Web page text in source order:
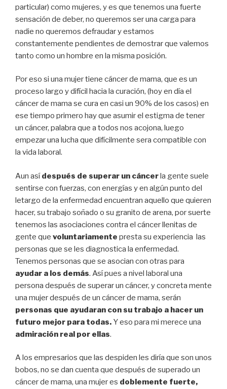
particular) como mujeres, y es que tenemos una fuerte
sensación de deber, no queremos ser una carga para
nadie no queremos defraudar y estamos
constantemente pendientes de demostrar que valemos
tanto como un hombre en la misma posición.
Por eso si una mujer tiene cáncer de mama, que es un
proceso largo y difícil hacia la curación, (hoy en día el
cáncer de mama se cura en casi un 90% de los casos) en
ese tiempo primero hay que asumir el estigma de tener
un cáncer, palabra que a todos nos acojona, luego
empezar una lucha que difícilmente sera compatible con
la vida laboral.
Aun asídespués de superar un cáncerla gente suele
sentirse con fuerzas, con energías y en algún punto del
letargo de la enfermedad encuentran aquello que quieren
hacer, su trabajo soñado o su granito de arena, por suerte
tenemos las asociaciones contra el cáncer llenitas de
gente que voluntariamente presta su experiencia las
personas que se les diagnostica la enfermedad.
Tenemos personas que se asocian con otras para
ayudar a los demás. Así pues a nivel laboral una
persona después de superar un cáncer, y concreta mente
una mujer después de un cáncer de mama, serán
personas que ayudaran con su trabajo a hacer un
futuro mejor para todas. Y eso para mi merece una
admiración real por ellas.
A los empresarios que las despiden les diría que son unos
bobos, no se dan cuenta que después de superado un
cáncer de mama, una mujer es doblemente fuerte,